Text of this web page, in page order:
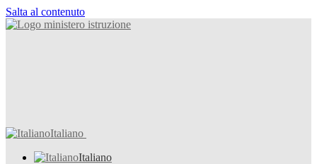
Salta al contenuto
Italiano
Italiano